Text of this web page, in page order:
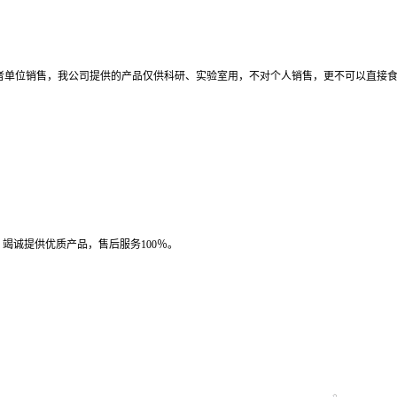
位销售，我公司提供的产品仅供科研、实验室用，不对个人销售，更不可以直接
诚提供优质产品，售后服务100％。